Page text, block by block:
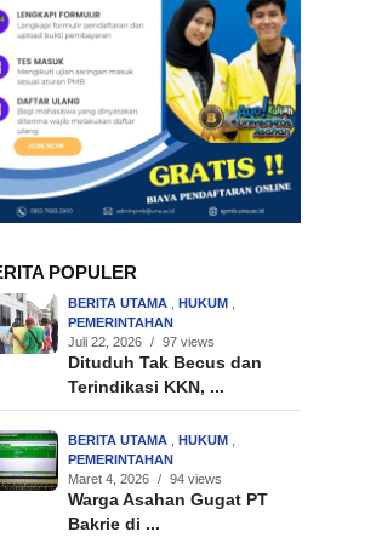
POPULER
BERITA UTAMA , HUKUM ,
PEMERINTAHAN
Juli 22, 2026
/ 97 views
Dituduh Tak Becus dan
Terindikasi KKN, ...
BERITA UTAMA , HUKUM ,
PEMERINTAHAN
Maret 4, 2026
/ 94 views
Warga Asahan Gugat PT
Bakrie di ...